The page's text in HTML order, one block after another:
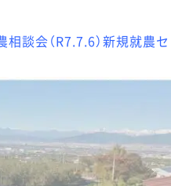
談会（R7.7.6）新規就農